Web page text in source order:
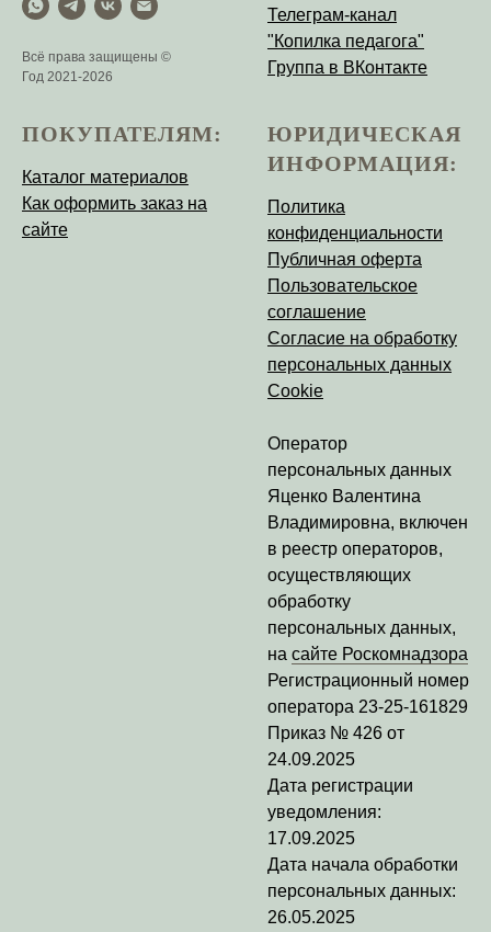
Всё права защищены ©
Год 2021-2026
Телеграм-канал
"Копилка педагога"
Группа в ВКонтакте
ПОКУПАТЕЛЯМ:
Каталог материалов
Как оформить заказ на
сайте
ЮРИДИЧЕСКАЯ
ИНФОРМАЦИЯ:
Политика
конфиденциальности
Публичная оферта
Пользовательское
соглашение
Согласие на обработку
персональных данных
Cookie
Оператор
персональных данных
Яценко Валентина
Владимировна, включен
в реестр операторов,
осуществляющих
обработку
персональных данных,
на сайте Роскомнадзора
Регистрационный номер
оператора 23-25-161829
Приказ № 426 от
24.09.2025
Дата регистрации
уведомления:
17.09.2025
Дата начала обработки
персональных данных:
26.05.2025